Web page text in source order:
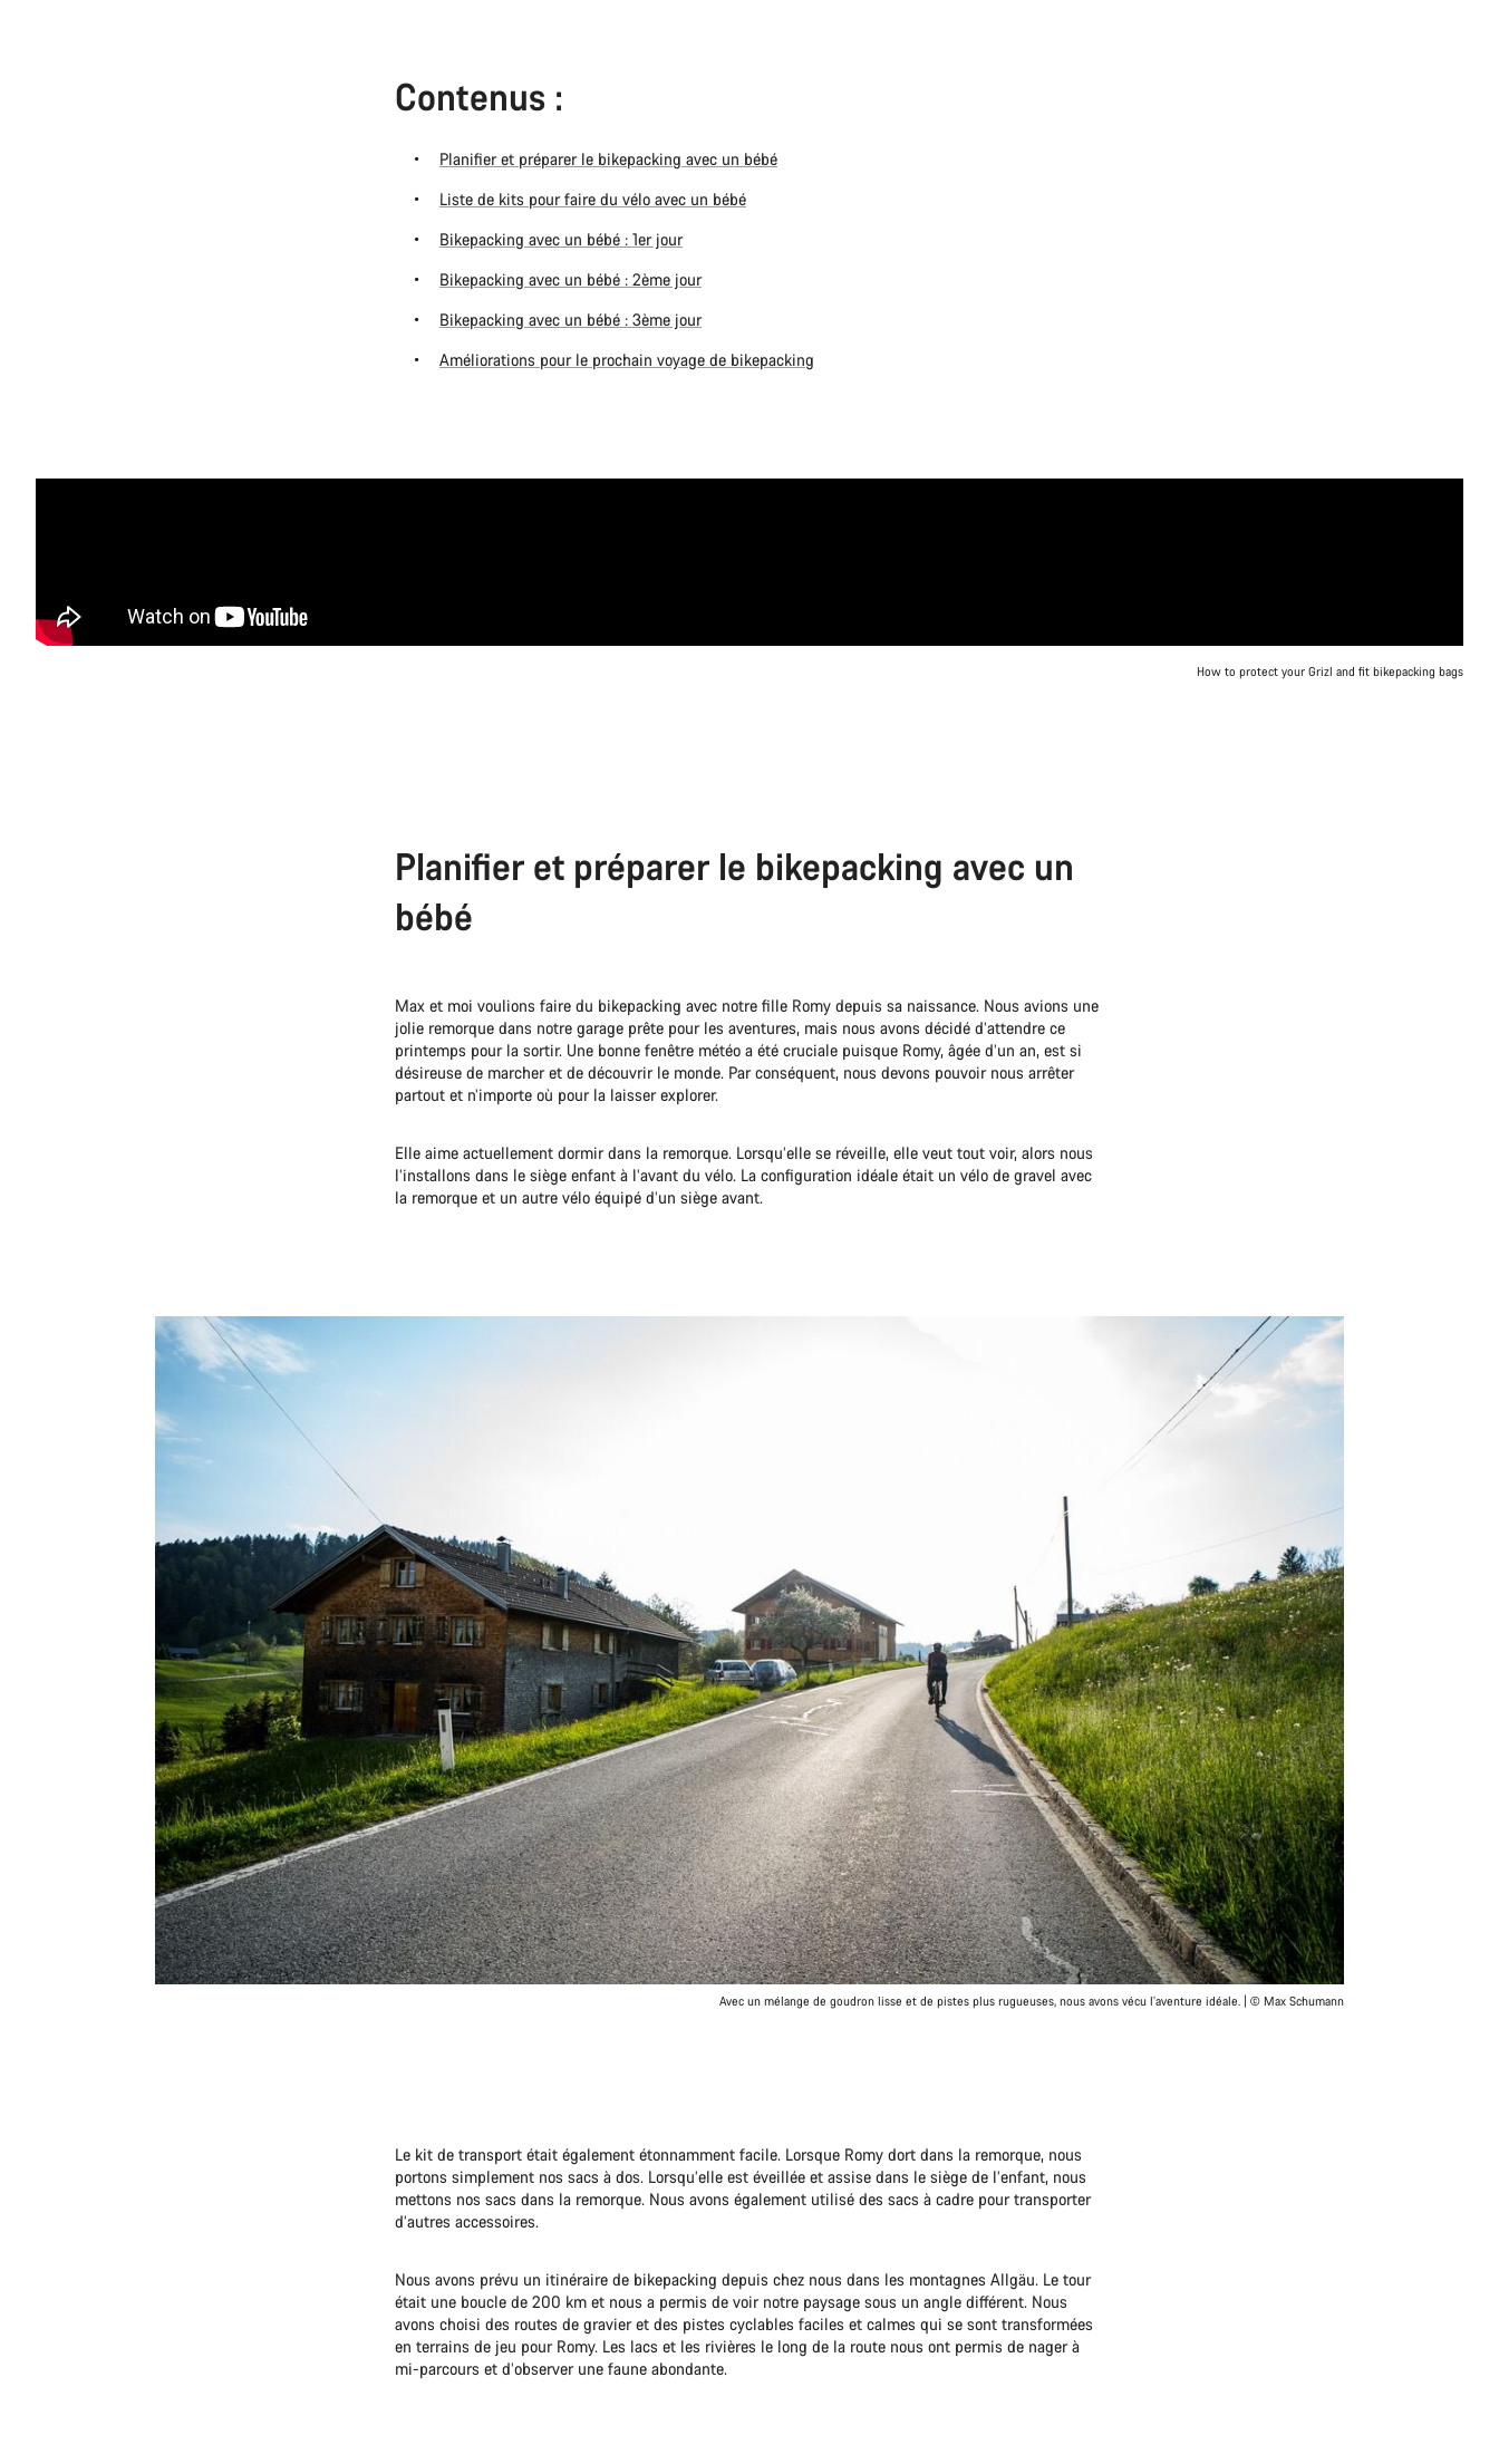
Contenus :
Planifier et préparer le bikepacking avec un bébé
Liste de kits pour faire du vélo avec un bébé
Bikepacking avec un bébé : 1er jour
Bikepacking avec un bébé : 2ème jour
Bikepacking avec un bébé : 3ème jour
Améliorations pour le prochain voyage de bikepacking
How to protect your Grizl and fit bikepacking bags
Planifier et préparer le bikepacking avec un
bébé
Max et moi voulions faire du bikepacking avec notre fille Romy depuis sa naissance. Nous avions une
jolie remorque dans notre garage prête pour les aventures, mais nous avons décidé d’attendre ce
printemps pour la sortir. Une bonne fenêtre météo a été cruciale puisque Romy, âgée d’un an, est si
désireuse de marcher et de découvrir le monde. Par conséquent, nous devons pouvoir nous arrêter
partout et n’importe où pour la laisser explorer.
Elle aime actuellement dormir dans la remorque. Lorsqu’elle se réveille, elle veut tout voir, alors nous
l’installons dans le siège enfant à l’avant du vélo. La configuration idéale était un vélo de gravel avec
la remorque et un autre vélo équipé d’un siège avant.
Avec un mélange de goudron lisse et de pistes plus rugueuses, nous avons vécu l’aventure idéale. | © Max Schumann
Le kit de transport était également étonnamment facile. Lorsque Romy dort dans la remorque, nous
portons simplement nos sacs à dos. Lorsqu’elle est éveillée et assise dans le siège de l’enfant, nous
mettons nos sacs dans la remorque. Nous avons également utilisé des sacs à cadre pour transporter
d’autres accessoires.
Nous avons prévu un itinéraire de bikepacking depuis chez nous dans les montagnes Allgäu. Le tour
était une boucle de 200 km et nous a permis de voir notre paysage sous un angle différent. Nous
avons choisi des routes de gravier et des pistes cyclables faciles et calmes qui se sont transformées
en terrains de jeu pour Romy. Les lacs et les rivières le long de la route nous ont permis de nager à
mi-parcours et d’observer une faune abondante.